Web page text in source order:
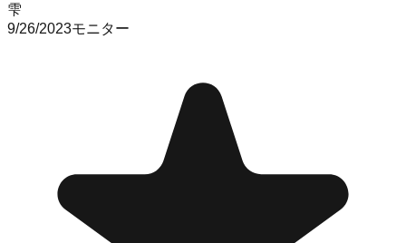
雫
9/26/2023モニター